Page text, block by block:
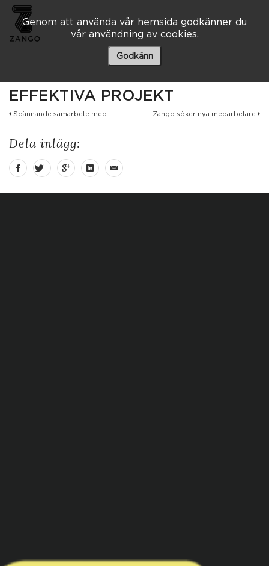
Genom att använda vår hemsida godkänner du
vår användning av cookies.
Godkänn
– 10 80 00
Kyrkogatan 1
– 10 80 00
EFFEKTIVA PROJEKT
Spännande samarbete med... Zango söker nya medarbetare
Dela inlägg: